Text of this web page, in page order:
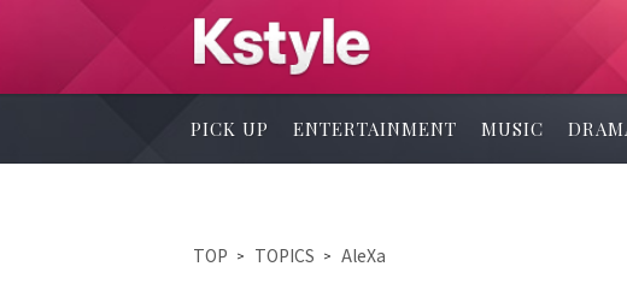
PICK UP ENTERTAINMENT MUSIC
TOP TOPICS AleXa